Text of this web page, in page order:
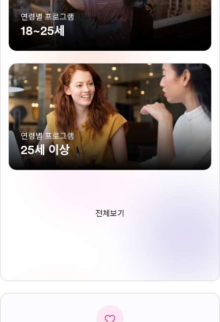
연령별 프로그램
18~25세
연령별 프로그램
25세 이상
전체보기